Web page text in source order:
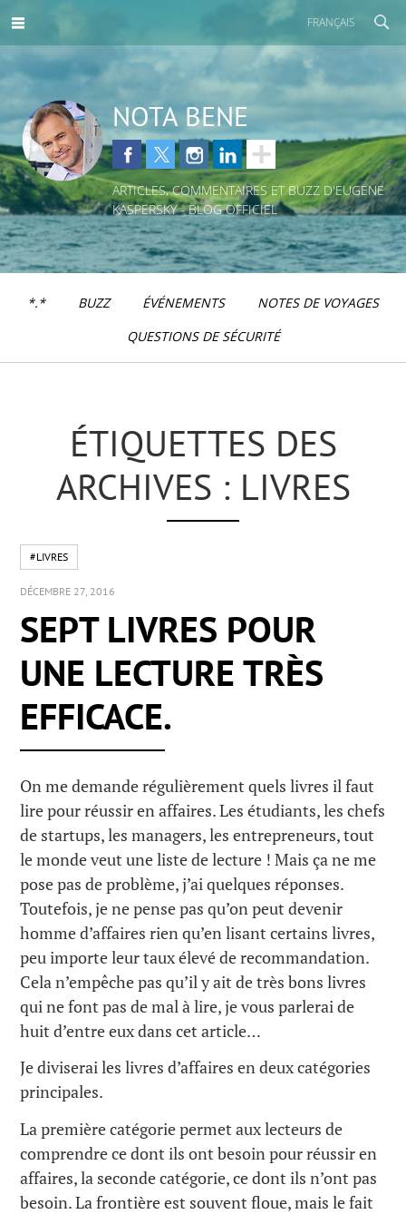
FRANÇAIS
NOTA BENE
ARTICLES, COMMENTAIRES ET BUZZ D'EUGENE
KASPERSKY - BLOG OFFICIEL
*.* BUZZ ÉVÉNEMENTS
NOTES DE VOYAGES
QUESTIONS DE SÉCURITÉ
ÉTIQUETTES DES
ARCHIVES : LIVRES
#LIVRES
DÉCEMBRE 27, 2016
SEPT LIVRES POUR
UNE LECTURE TRÈS
EFFICACE.
On me demande régulièrement quels livres il faut
lire pour réussir en affaires. Les étudiants, les chefs
de startups, les managers, les entrepreneurs, tout
le monde veut une liste de lecture ! Mais ça ne me
pose pas de problème, j’ai quelques réponses.
Toutefois, je ne pense pas qu’on peut devenir
homme d’affaires rien qu’en lisant certains livres,
peu importe leur taux élevé de recommandation.
Cela n’empêche pas qu’il y ait de très bons livres
qui ne font pas de mal à lire, je vous parlerai de
huit d’entre eux dans cet article…
Je diviserai les livres d’affaires en deux catégories
principales.
La première catégorie permet aux lecteurs de
comprendre ce dont ils ont besoin pour réussir en
affaires, la seconde catégorie, ce dont ils n’ont pas
besoin. La frontière est souvent floue, mais le fait